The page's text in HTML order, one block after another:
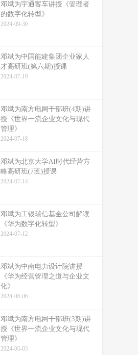
邓斌为宇通客车讲授《管理者
的数字化转型》
2024-09-30
邓斌为中国能建集团企业家人
才高研班(第六期)授课
2024-07-19
邓斌为南方电网干部班(4期)讲
授《世界一流企业文化与现代
管理》
2024-07-18
邓斌为北京大学AI时代经营方
略高研班(7班)授课
2024-07-14
邓斌为工银瑞信基金公司解读
《华为数字化转型》
2024-07-12
邓斌为中南电力设计院讲授
《华为经营管理之道与企业文
化》
2024-06-06
邓斌为南方电网干部班(3期)讲
授《世界一流企业文化与现代
管理》
2024-06-03